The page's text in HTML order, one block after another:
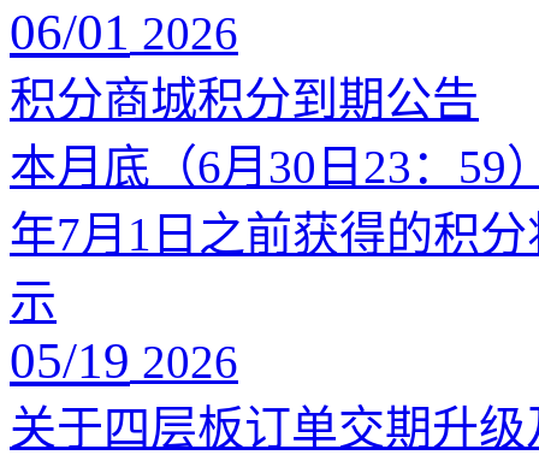
06/01 2026
积分商城积分到期公告
本月底（6月30日23：59
年7月1日之前获得的积
示
05/19 2026
关于四层板订单交期升